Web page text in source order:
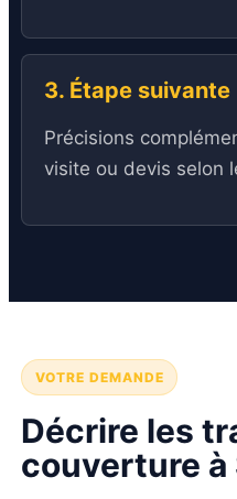
3. Étape suivante
Précisions
visite ou devis selon
VOTRE DEMANDE
Décrire les
couverture à